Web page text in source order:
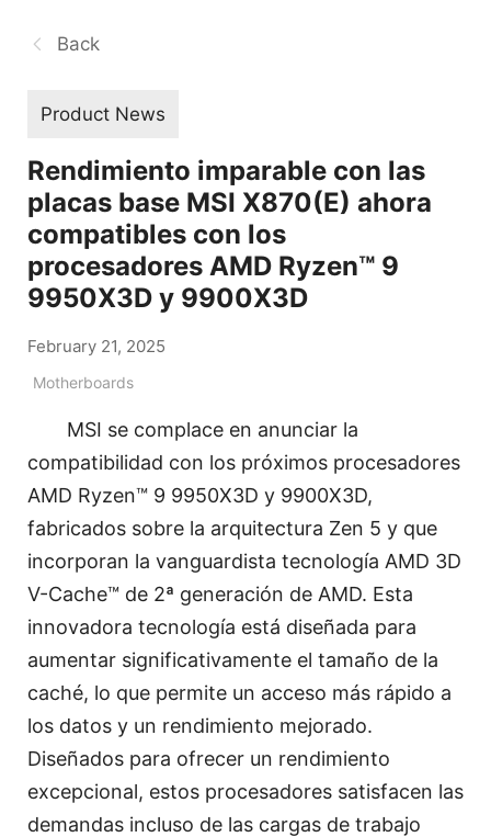
Back
Product News
Rendimiento imparable con las
placas base MSI X870(E) ahora
compatibles con los
procesadores AMD Ryzen™ 9
9950X3D y 9900X3D
February 21, 2025
Motherboards
MSI se complace en anunciar la
compatibilidad con los próximos procesadores
AMD Ryzen™ 9 9950X3D y 9900X3D,
fabricados sobre la arquitectura Zen 5 y que
incorporan la vanguardista tecnología AMD 3D
V-Cache™ de 2ª generación de AMD. Esta
innovadora tecnología está diseñada para
aumentar significativamente el tamaño de la
caché, lo que permite un acceso más rápido a
los datos y un rendimiento mejorado.
Diseñados para ofrecer un rendimiento
excepcional, estos procesadores satisfacen las
demandas incluso de las cargas de trabajo